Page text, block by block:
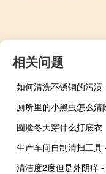
相关问题
圆脸冬天穿什么打底衣